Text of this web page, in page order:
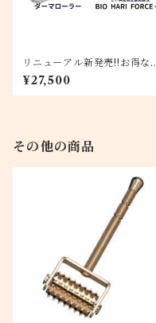
リニューアル新発売!!お得な2
点セット ダーマローラー＆BI
O HARI FORCE＋(ヒト幹細
胞美容液)
¥27,500
その他の商品